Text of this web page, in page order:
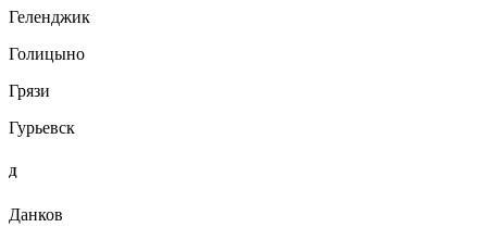
Геленджик
Голицыно
Грязи
Гурьевск
Д
Данков